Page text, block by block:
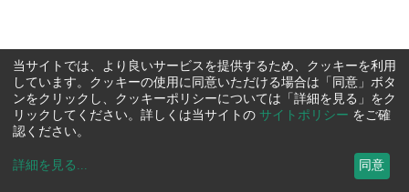
当サイトでは、より良いサービスを提供するため、クッキーを利用
しています。クッキーの使用に同意いただける場合は「同意」ボタ
ンをクリックし、クッキーポリシーについては「詳細を見る」をク
リックしてください。詳しくは当サイトの サイトポリシー をご確
認ください。
詳細を見る ... 同意